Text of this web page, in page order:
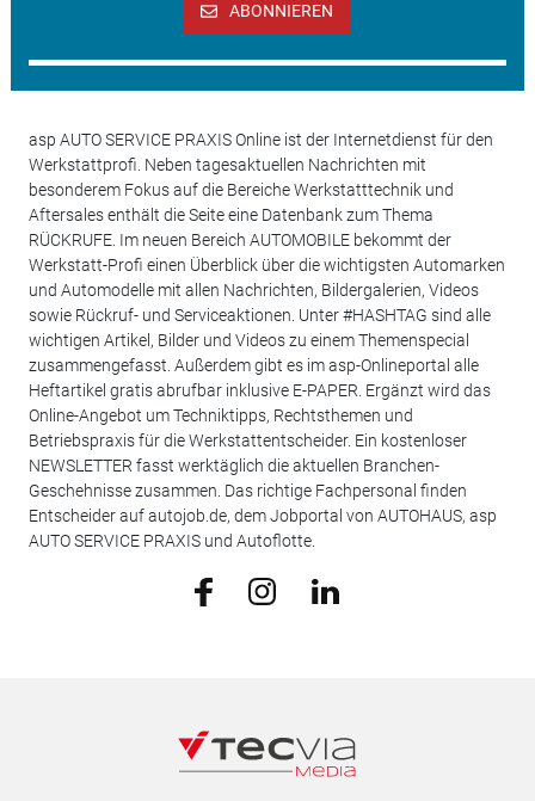
ABONNIEREN
asp AUTO SERVICE PRAXIS Online ist der Internetdienst für den
Werkstattprofi. Neben tagesaktuellen Nachrichten mit
besonderem Fokus auf die Bereiche Werkstatttechnik und
Aftersales enthält die Seite eine Datenbank zum Thema
RÜCKRUFE. Im neuen Bereich AUTOMOBILE bekommt der
Werkstatt-Profi einen Überblick über die wichtigsten Automarken
und Automodelle mit allen Nachrichten, Bildergalerien, Videos
sowie Rückruf- und Serviceaktionen. Unter #HASHTAG sind alle
wichtigen Artikel, Bilder und Videos zu einem Themenspecial
zusammengefasst. Außerdem gibt es im asp-Onlineportal alle
Heftartikel gratis abrufbar inklusive E-PAPER. Ergänzt wird das
Online-Angebot um Techniktipps, Rechtsthemen und
Betriebspraxis für die Werkstattentscheider. Ein kostenloser
NEWSLETTER fasst werktäglich die aktuellen Branchen-
Geschehnisse zusammen. Das richtige Fachpersonal finden
Entscheider auf autojob.de, dem Jobportal von AUTOHAUS, asp
AUTO SERVICE PRAXIS und Autoflotte.